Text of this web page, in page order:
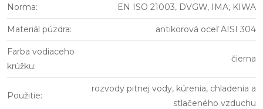
Norma: EN ISO 21003, DVGW, IMA, KIWA
Materiál púzdra: antikorová oceľ AISI 304
Farba vodiaceho
krúžku:
čierna
Použitie:
rozvody pitnej vody, kúrenia, chladenia a
stlačeného vzduchu